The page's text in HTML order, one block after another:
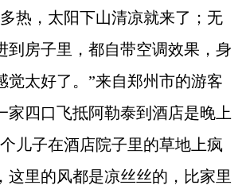
热，太阳下山清凉就来了；无
到房子里，都自带空调效果，身
觉太好了。”来自郑州市的游客
家四口飞抵阿勒泰到酒店是晚上
儿子在酒店院子里的草地上疯
这里的风都是凉丝丝的，比家里